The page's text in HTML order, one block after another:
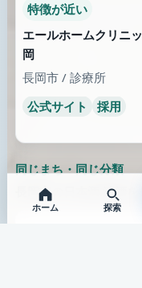
特徴が近い
エールホームクリニ
岡
長岡市 / 診療所
公式サイト
採用
同じまち・同じ分類
長岡市の日本酒,清酒
ホーム 探索